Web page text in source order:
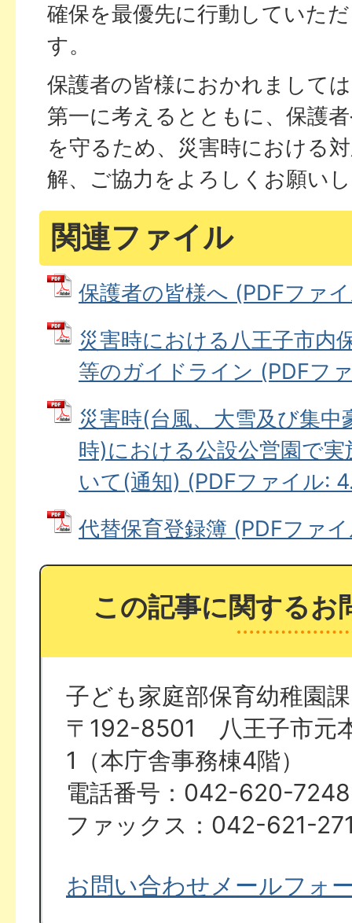
確保を最優先に行動していた
す。
保護者の皆様におかれまして
第一に考えるとともに、保護
を守るため、災害時における
解、ご協力をよろしくお願い
関連ファイル
保護者の皆様へ (PDFファ
災害時における八王子市内
等のガイドライン (PDFフ
災害時(台風、大雪及び集
時)における公設公営園で
いて(通知) (PDFファイル:
代替保育登録簿 (PDFファ
この記事に関するお
子ども家庭部保育幼稚園
〒192-8501 八王子市元
1（本庁舎事務棟4階）
電話番号：042-620-7248
ファックス：042-621-
お問い合わせメールフォ